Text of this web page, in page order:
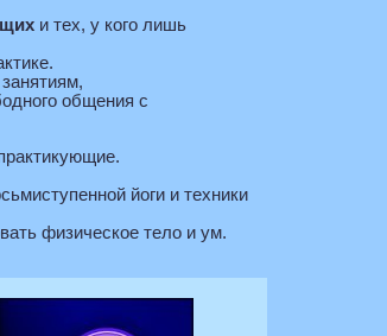
и тех, у кого лишь
общения с
йоги и техники
физическое тело и ум.